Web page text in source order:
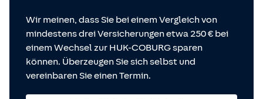
Wir meinen, dass Sie bei einem Vergleich von
mindestens drei Versicherungen etwa 250 € bei
einem Wechsel zur HUK-COBURG sparen
können. Überzeugen Sie sich selbst und
vereinbaren Sie einen Termin.